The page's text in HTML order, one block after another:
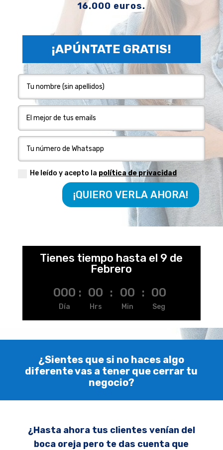
16.000 euros.
¡APÚNTATE GRATIS!
He leído y acepto la política de privacidad
¡QUIERO VERLA AHORA!
Tienes tiempo hasta el 9 de
Febrero
000
Día
: 00
Hrs
: 00
Min
: 00
Seg
¿Sientes que si no haces algo
diferente vas a tener que cerrar tu
negocio?
¿Hasta ahora tus clientes venían del
boca oreja pero te das cuenta que